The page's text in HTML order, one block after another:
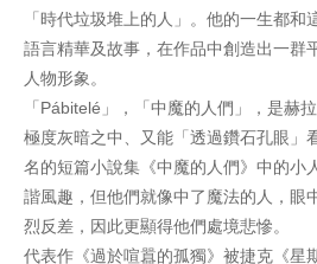
「時代垃圾堆上的人」。他的一生都
語言精華及故事，在作品中創造出一群
人物形象。
「Pábitelé」，「中魔的人們」，是赫
極度灰暗之中、又能「透過鑽石孔眼」
名的短篇小說集《中魔的人們》中的小
諧風趣，但他們就像中了魔法的人，眼
烈反差，因此更顯得他們處境悲慘。
代表作《過於喧囂的孤獨》被捷克《星